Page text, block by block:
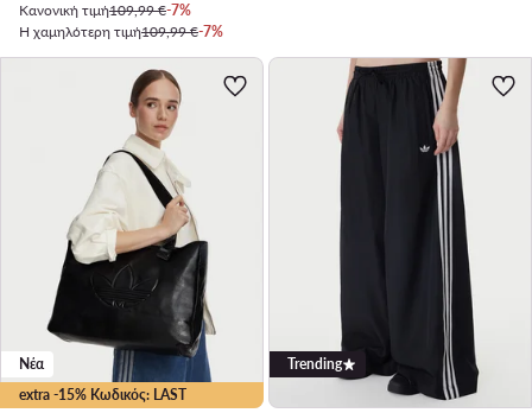
Κανονική τιμή109,99 €-7%
Η χαμηλότερη τιμή109,99 €-7%
extra -15% Κωδικός: LAST
Νέα Trending